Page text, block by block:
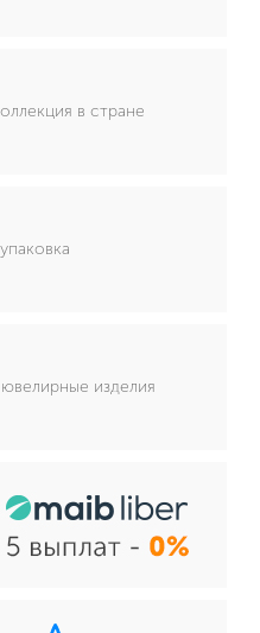
в стране
изделия